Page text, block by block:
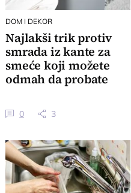
DOM I DEKOR
Najlakši trik protiv
smrada iz kante za
smeće koji možete
odmah da probate
0 3